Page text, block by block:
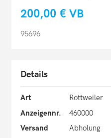
200,00 € VB
95696
Details
Art
Rottweiler
Anzeigennr.
460000
Versand
Abholung